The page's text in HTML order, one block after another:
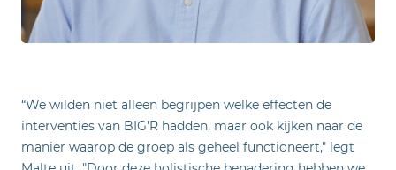
“We wilden niet alleen begrijpen welke effecten de
interventies van BIG'R hadden, maar ook kijken naar de
manier waarop de groep als geheel functioneert," legt